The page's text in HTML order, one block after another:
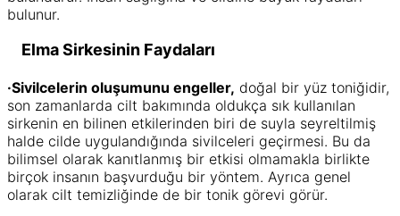
bulunur.
Elma Sirkesinin Faydaları
·Sivilcelerin oluşumunu engeller, doğal bir yüz toniğidir,
son zamanlarda cilt bakımında oldukça sık kullanılan
sirkenin en bilinen etkilerinden biri de suyla seyreltilmiş
halde cilde uygulandığında sivilceleri geçirmesi. Bu da
bilimsel olarak kanıtlanmış bir etkisi olmamakla birlikte
birçok insanın başvurduğu bir yöntem. Ayrıca genel
olarak cilt temizliğinde de bir tonik görevi görür.